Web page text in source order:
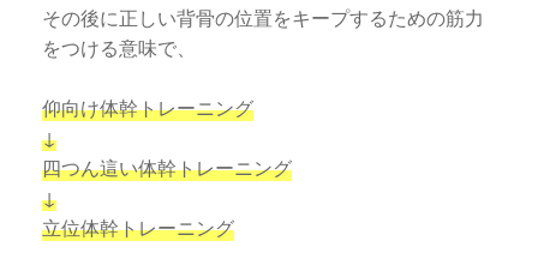
その後に正しい背骨の位置をキープするための筋力
をつける意味で、
仰向け体幹トレーニング
↓
四つん這い体幹トレーニング
↓
立位体幹トレーニング